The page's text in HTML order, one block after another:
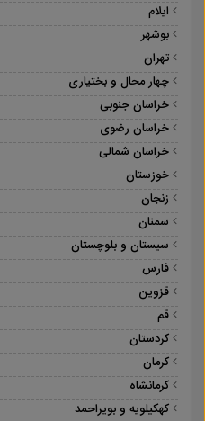
ایلام
بوشهر
تهران
چهار محال و بختیاری
خراسان جنوبی
خراسان رضوی
خراسان شمالی
خوزستان
زنجان
سمنان
سیستان و بلوچستان
فارس
قزوین
قم
کردستان
کرمان
کرمانشاه
کهکیلویه و بویراحمد